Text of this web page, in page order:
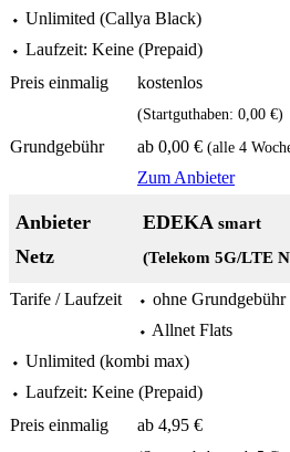
⬩ Unlimited (Callya Black)
⬩ Laufzeit: Keine (Prepaid)
kostenlos
(Startguthaben: 0,00 €)
ab 0,00 € (alle 4
Zum Anbieter
EDEKA smart
(Telekom 5G/LTE
⬩ ohne Grundgebühr
⬩ Allnet Flats
⬩ Unlimited (kombi max)
⬩ Laufzeit: Keine (Prepaid)
ab 4,95 €